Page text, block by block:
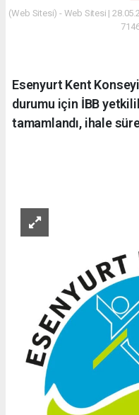
(Web Sitesi) - Web Sitesi |
Esenyurt Kent
durumu için İBB
tamamlandı, ihale